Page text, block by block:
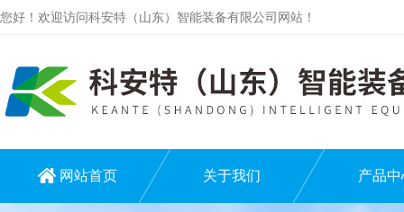
您好！欢迎访问科安特（山东）智能装备有限公司网站！
网站首页 关于我们 产品中